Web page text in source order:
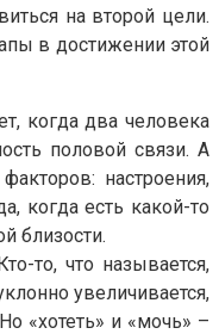
на второй цели.
в достижении этой
когда два человека
половой связи. А
настроения,
когда есть какой-то
близости.
то, что называется,
увеличивается,
«хотеть» и «мочь» –